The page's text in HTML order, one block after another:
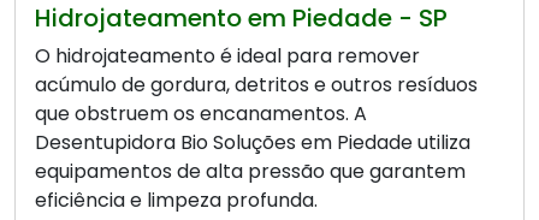
Hidrojateamento em Piedade - SP
O hidrojateamento é ideal para remover
acúmulo de gordura, detritos e outros resíduos
que obstruem os encanamentos. A
Desentupidora Bio Soluções em Piedade utiliza
equipamentos de alta pressão que garantem
eficiência e limpeza profunda.